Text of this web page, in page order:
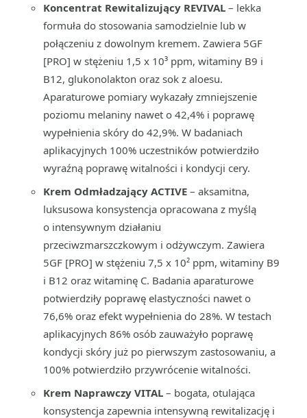
Koncentrat Rewitalizujący REVIVAL – lekka
formuła do stosowania samodzielnie lub w
połączeniu z dowolnym kremem. Zawiera 5GF
[PRO] w stężeniu 1,5 x 10³ ppm, witaminy B9 i
B12, glukonolakton oraz sok z aloesu.
Aparaturowe pomiary wykazały zmniejszenie
poziomu melaniny nawet o 42,4% i poprawę
wypełnienia skóry do 42,9%. W badaniach
aplikacyjnych 100% uczestników potwierdziło
wyraźną poprawę witalności i kondycji cery.
Krem Odmładzający ACTIVE – aksamitna,
luksusowa konsystencja opracowana z myślą
o intensywnym działaniu
przeciwzmarszczkowym i odżywczym. Zawiera
5GF [PRO] w stężeniu 7,5 x 10² ppm, witaminy B9
i B12 oraz witaminę C. Badania aparaturowe
potwierdziły poprawę elastyczności nawet o
76,6% oraz efekt wypełnienia do 28%. W testach
aplikacyjnych 86% osób zauważyło poprawę
kondycji skóry już po pierwszym zastosowaniu, a
100% potwierdziło przywrócenie witalności.
Krem Naprawczy VITAL – bogata, otulająca
konsystencja zapewnia intensywną rewitalizację i